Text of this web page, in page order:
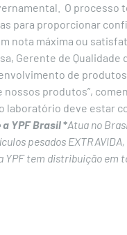
O processo
para proporcionar
nota máxima ou
Gerente de
de
produtos”,
laboratório deve estar
a YPF Brasil*Atua no
pesados
YPF tem distribuição em